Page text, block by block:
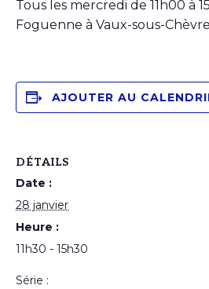
Tous les mercredi de 11h00 à
Foguenne à Vaux-sous-
AJOUTER AU
DÉTAILS
Date :
28 janvier
Heure :
11h30 - 15h30
Série :